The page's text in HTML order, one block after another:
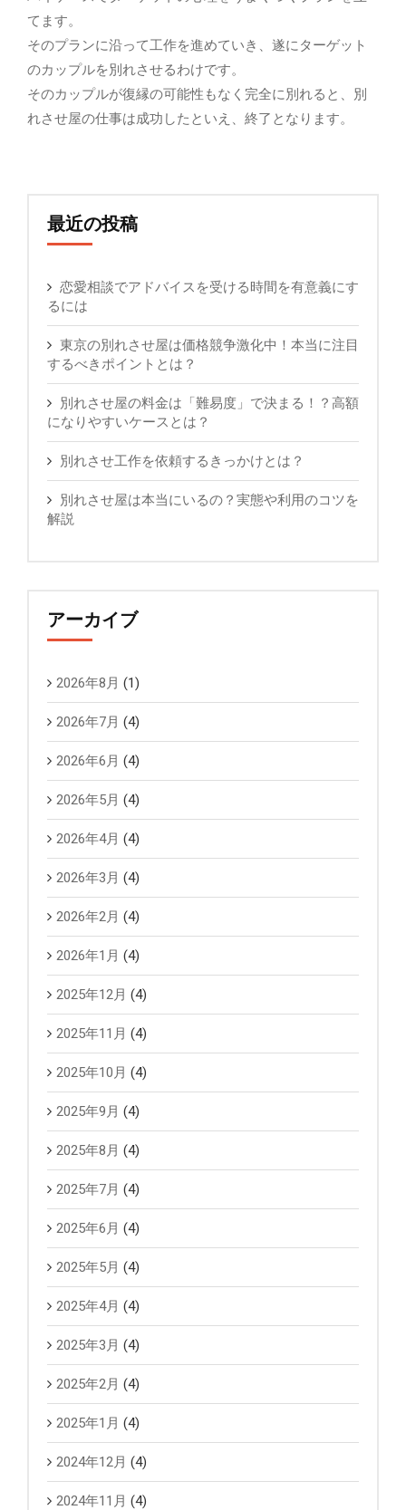
てます。
そのプランに沿って工作を進めていき、遂にターゲット
のカップルを別れさせるわけです。
そのカップルが復縁の可能性もなく完全に別れると、別
れさせ屋の仕事は成功したといえ、終了となります。
最近の投稿
恋愛相談でアドバイスを受ける時間を有意義にす
るには
東京の別れさせ屋は価格競争激化中！本当に注目
するべきポイントとは？
別れさせ屋の料金は「難易度」で決まる！？高額
になりやすいケースとは？
別れさせ工作を依頼するきっかけとは？
別れさせ屋は本当にいるの？実態や利用のコツを
解説
アーカイブ
2026年8月 (1)
2026年7月 (4)
2026年6月 (4)
2026年5月 (4)
2026年4月 (4)
2026年3月 (4)
2026年2月 (4)
2026年1月 (4)
2025年12月 (4)
2025年11月 (4)
2025年10月 (4)
2025年9月 (4)
2025年8月 (4)
2025年7月 (4)
2025年6月 (4)
2025年5月 (4)
2025年4月 (4)
2025年3月 (4)
2025年2月 (4)
2025年1月 (4)
2024年12月 (4)
2024年11月 (4)